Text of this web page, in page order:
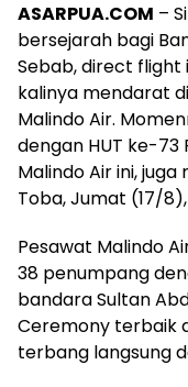
ASARPUA.COM –
bersejarah bagi
Sebab, direct
kalinya mendarat
Malindo Air.
dengan HUT ke-73
Malindo Air ini,
Toba, Jumat (17/
Pesawat Malindo
38 penumpang
bandara Sultan
Ceremony terbaik
terbang langsung